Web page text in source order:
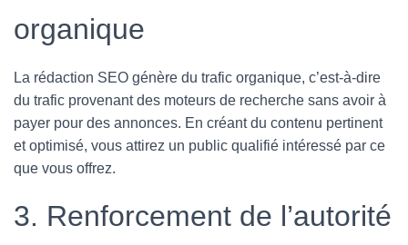
organique
La rédaction SEO génère du trafic organique, c’est-à-dire
du trafic provenant des moteurs de recherche sans avoir à
payer pour des annonces. En créant du contenu pertinent
et optimisé, vous attirez un public qualifié intéressé par ce
que vous offrez.
3. Renforcement de l’autorité